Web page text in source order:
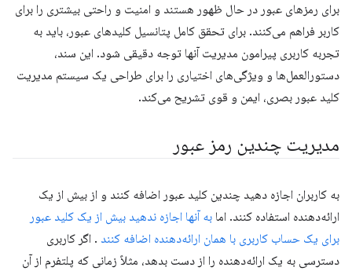
برای رمزهای عبور در حال ظهور هستند و امنیت و راحتی بیشتری را برای
کاربر فراهم می‌کنند. برای تحقق کامل پتانسیل کلیدهای عبور، باید به
تجربه کاربری پیرامون مدیریت آنها توجه دقیقی شود. این سند،
دستورالعمل‌ها و ویژگی‌های اختیاری را برای طراحی یک سیستم مدیریت
کلید عبور بصری، ایمن و قوی تشریح می‌کند.
مدیریت چندین رمز عبور
به کاربران اجازه دهید چندین کلید عبور اضافه کنند و از بیش از یک
ارائه‌دهنده استفاده کنند. اما به آنها اجازه ندهید بیش از یک کلید عبور
برای یک حساب کاربری با همان ارائه‌دهنده اضافه کنند . اگر کاربری
دسترسی به یک ارائه‌دهنده را از دست بدهد، مثلاً زمانی که پلتفرم از آن